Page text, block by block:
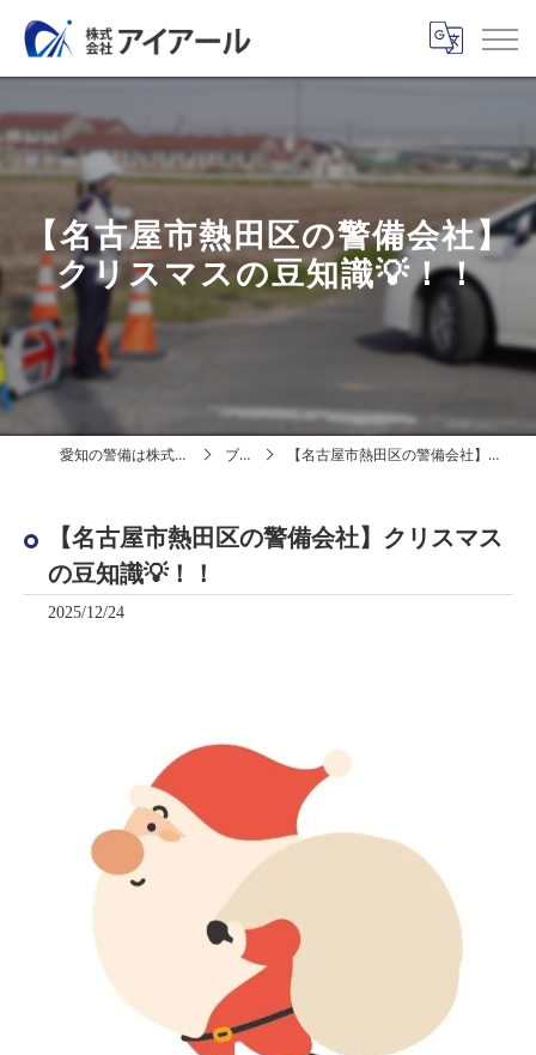
【名古屋市熱田区の警備会社】
クリスマスの豆知識💡！！
愛知の警備は株式会社アイアール ブログ 【名古屋市熱田区の警備会社】クリスマスの豆知識💡！！
【名古屋市熱田区の警備会社】クリスマス
の豆知識💡！！
2025/12/24